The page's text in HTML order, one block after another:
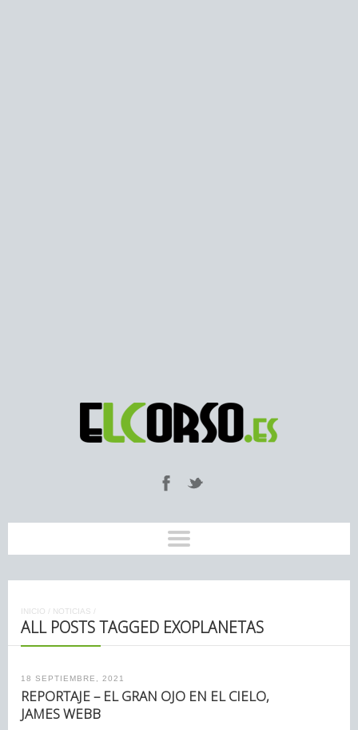
INICIO / NOTICIAS /
ALL POSTS TAGGED EXOPLANETAS
18 SEPTIEMBRE, 2021
REPORTAJE – EL GRAN OJO EN EL CIELO,
JAMES WEBB